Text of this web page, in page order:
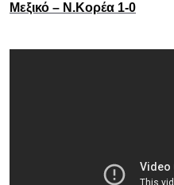
Μεξικό – Ν.Κορέα 1-0